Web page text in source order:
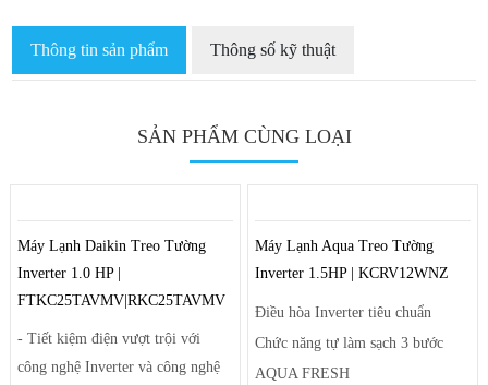
Thông tin sản phẩm Thông số kỹ thuật
SẢN PHẨM CÙNG LOẠI
Máy Lạnh Daikin Treo Tường
Inverter 1.0 HP |
FTKC25TAVMV|RKC25TAVMV
- Tiết kiệm điện vượt trội với
công nghệ Inverter và công nghệ
Máy Lạnh Aqua Treo Tường
Inverter 1.5HP | KCRV12WNZ
Điều hòa Inverter tiêu chuẩn
Chức năng tự làm sạch 3 bước
AQUA FRESH